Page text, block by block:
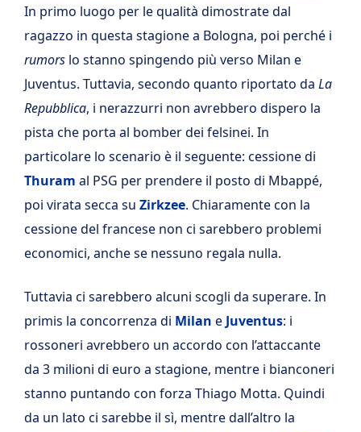
In primo luogo per le qualità dimostrate dal
ragazzo in questa stagione a Bologna, poi perché i
rumors lo stanno spingendo più verso Milan e
Juventus. Tuttavia, secondo quanto riportato da La
Repubblica, i nerazzurri non avrebbero dispero la
pista che porta al bomber dei felsinei. In
particolare lo scenario è il seguente: cessione di
Thuram al PSG per prendere il posto di Mbappé,
poi virata secca su Zirkzee. Chiaramente con la
cessione del francese non ci sarebbero problemi
economici, anche se nessuno regala nulla.
Tuttavia ci sarebbero alcuni scogli da superare. In
primis la concorrenza di Milan e Juventus: i
rossoneri avrebbero un accordo con l’attaccante
da 3 milioni di euro a stagione, mentre i bianconeri
stanno puntando con forza Thiago Motta. Quindi
da un lato ci sarebbe il sì, mentre dall’altro la